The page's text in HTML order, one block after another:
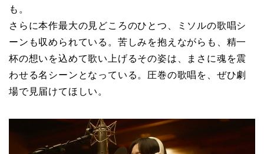
も。
さらに本作最大の見どころのひとつ、ミソルの歌唱シ
ーンも収められている。苦しみを抱えながらも、精一
杯の想いを込めて歌い上げるその姿は、まさに魂を震
わせる名シーンとなっている。圧巻の歌唱を、ぜひ劇
場で見届けてほしい。